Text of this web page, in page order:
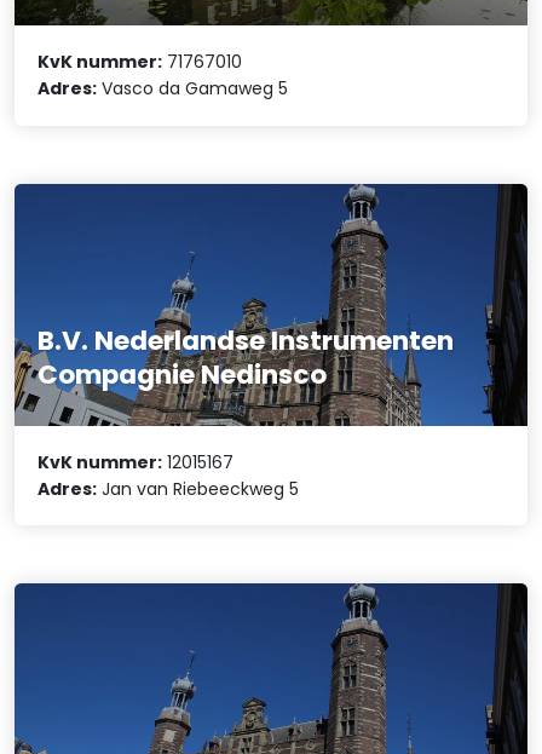
KvK nummer: 71767010
Adres: Vasco da Gamaweg 5
B.V. Nederlandse Instrumenten
Compagnie Nedinsco
KvK nummer: 12015167
Adres: Jan van Riebeeckweg 5